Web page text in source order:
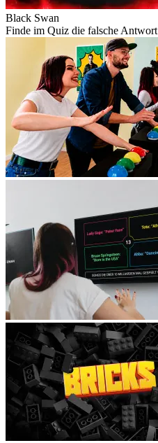
Black Swan
Finde im Quiz die falsche Antwort